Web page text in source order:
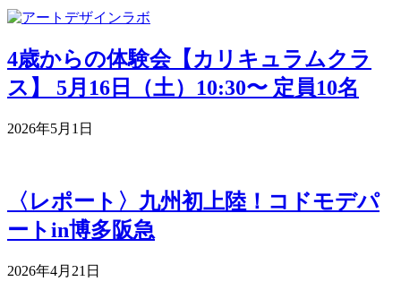
4歳からの体験会【カリキュラムクラ
ス】 5月16日（土）10:30〜 定員10名
2026年5月1日
〈レポート〉九州初上陸！コドモデパ
ートin博多阪急
2026年4月21日